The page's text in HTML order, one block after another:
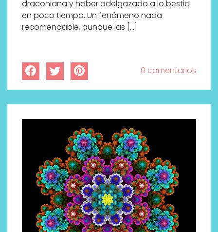
draconiana y haber adelgazado a lo bestia
en poco tiempo. Un fenómeno nada
recomendable, aunque las […]
0 comentarios